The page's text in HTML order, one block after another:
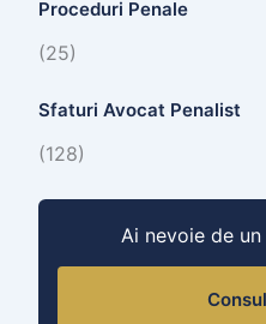
Proceduri Penale
(25)
Sfaturi Avocat Penalist
(128)
Ai nevoie de